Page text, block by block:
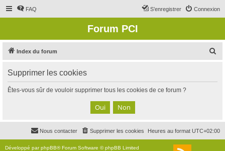
FAQ Connexion
S’enregistrer
Forum PCI
Index du forum
c
Supprimer les cookies
Êtes-vous sûr de vouloir supprimer tous les cookies de ce forum ?
Heures au format UTC+02:00
Supprimer les cookies
Nous contacter
Développé parphpBB® Forum Software © phpBB Limited